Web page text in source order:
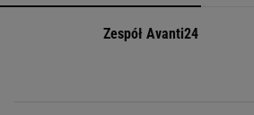
Zespół Avanti24